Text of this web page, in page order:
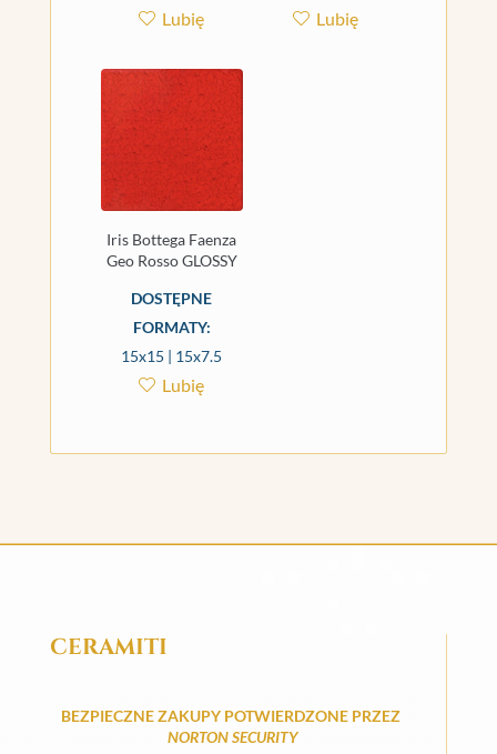
Lubię Lubię
Iris Bottega Faenza
Geo Rosso GLOSSY
DOSTĘPNE
FORMATY:
15x15 | 15x7.5
Lubię
CERAMITI
BEZPIECZNE ZAKUPY POTWIERDZONE PRZEZ
NORTON SECURITY